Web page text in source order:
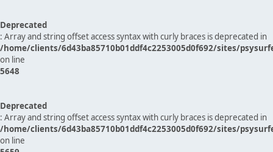
Deprecated
: Array and string offset access syntax with curly braces is deprecated in
/home/clients/6d43ba85710b01ddf4c2253005d0f692/sites/
on line
5648
Deprecated
: Array and string offset access syntax with curly braces is deprecated in
/home/clients/6d43ba85710b01ddf4c2253005d0f692/sites/
on line